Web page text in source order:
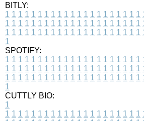
BITLY:
1 1 1 1 1 1 1 1 1 1 1 1 1 1 1 1 1 1 1 1 1
1 1 1 1 1 1 1 1 1 1 1 1 1 1 1 1 1 1 1 1 1
1 1 1 1 1 1 1 1 1 1 1 1 1 1 1 1 1 1 1 1 1
1
SPOTIFY:
1 1 1 1 1 1 1 1 1 1 1 1 1 1 1 1 1 1 1 1 1
1 1 1 1 1 1 1 1 1 1 1 1 1 1 1 1 1 1 1 1 1
1 1 1 1 1 1 1 1 1 1 1 1 1 1 1 1 1 1 1 1 1
1
CUTTLY BIO:
1
1 1 1 1 1 1 1 1 1 1 1 1 1 1 1 1 1 1 1 1 1